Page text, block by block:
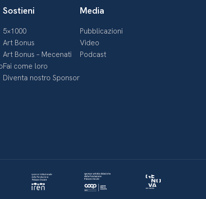
Sostieni
5×1000
Art Bonus
Art Bonus – Mecenati
Fai come loro
Diventa nostro Sponsor
Media
Pubblicazioni
Video
Podcast